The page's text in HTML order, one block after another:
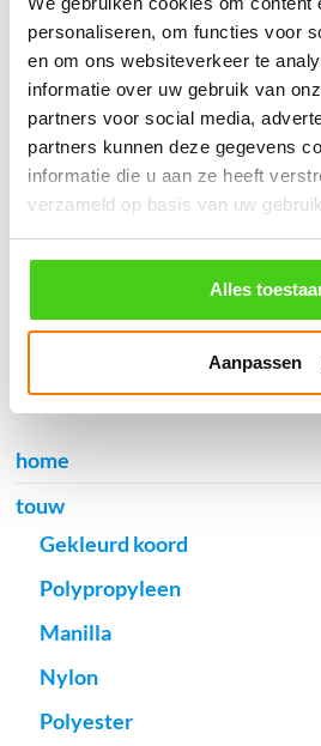
personaliseren, om functies voor
en om ons websiteverkeer te
informatie over uw gebruik van
partners voor social media,
partners kunnen deze gegevens
informatie die u aan ze heeft
verzameld op basis van uw
Alles
Aanpassen
֍ Verzending in Nederland, België
Verzendkosten €5,45, boven
Aantal meters worden geleverd
Specifieke wensen (meerdere lengten)
invulveld "Bestelnotities (optioneel)".
© 2009 - 2026 | Touwspecialist.nl
It Fjild 4 - 8621 EA Heeg - Friesland
home
touw
Gekleurd koord
Polypropyleen
Manilla
Nylon
Polyester